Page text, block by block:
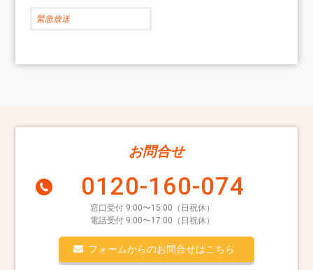
緊急放送
お問合せ
0120-160-074
窓口受付 9:00〜15:00（日祝休）
電話受付 9:00〜17:00（日祝休）
フォームからのお問合せはこちら